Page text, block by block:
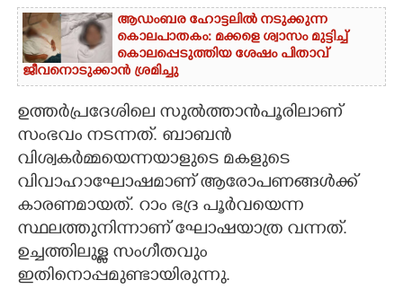
ആഡംബര ഹോട്ടലിൽ നടുക്കുന്ന
കൊലപാതകം: മക്കളെ ശ്വാസം മുട്ടിച്ച്
കൊലപ്പെടുത്തിയ ശേഷം പിതാവ്
ജീവനൊടുക്കാൻ ശ്രമിച്ചു
ഉത്തർപ്രദേശിലെ സുൽത്താൻപൂരിലാണ്
സംഭവം നടന്നത്. ബാബൻ
വിശ്വകർമ്മയെന്നയാളുടെ മകളുടെ
വിവാഹാഘോഷമാണ് ആരോപണങ്ങൾക്ക്
കാരണമായത്. റാം ഭദ്ര പൂർവയെന്ന
സ്ഥലത്തുനിന്നാണ് ഘോഷയാത്ര വന്നത്.
ഉച്ചത്തിലുള്ള സംഗീതവും
ഇതിനൊപ്പമുണ്ടായിരുന്നു.